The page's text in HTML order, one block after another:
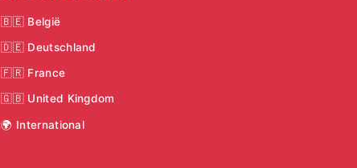
🇧🇪 België
🇩🇪 Deutschland
🇫🇷 France
🇬🇧 United Kingdom
🌍 International